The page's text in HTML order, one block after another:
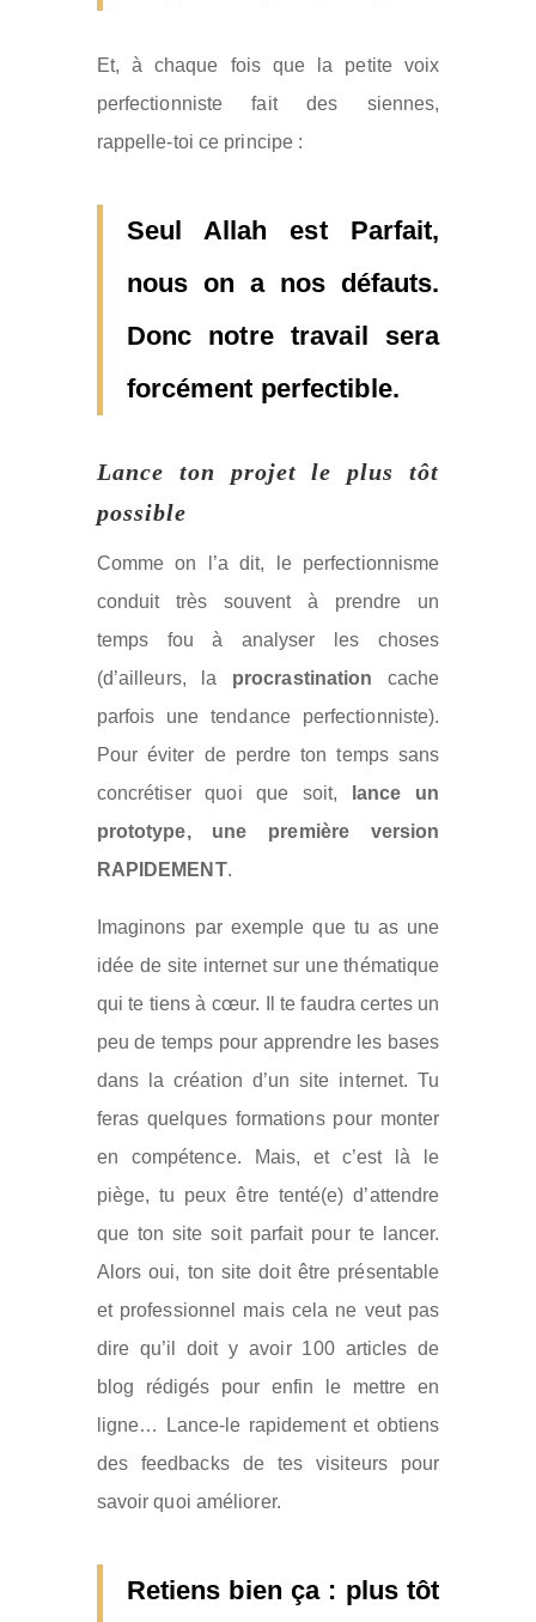
Et, à chaque fois que la petite voix
perfectionniste fait des siennes,
rappelle-toi ce principe :
Seul Allah est Parfait,
nous on a nos défauts.
Donc notre travail sera
forcément perfectible.
Lance ton projet le plus tôt
possible
Comme on l’a dit, le perfectionnisme
conduit très souvent à prendre un
temps fou à analyser les choses
(d’ailleurs, la procrastination cache
parfois une tendance perfectionniste).
Pour éviter de perdre ton temps sans
concrétiser quoi que soit,
lance un
prototype, une première version
RAPIDEMENT.
Imaginons par exemple que tu as une
idée de site internet sur une thématique
qui te tiens à cœur. Il te faudra certes un
peu de temps pour apprendre les bases
dans la création d’un site internet. Tu
feras quelques formations pour monter
en compétence. Mais, et c’est là le
piège, tu peux être tenté(e) d’attendre
que ton site soit parfait pour te lancer.
Alors oui, ton site doit être présentable
et professionnel mais cela ne veut pas
dire qu’il doit y avoir 100 articles de
blog rédigés pour enfin le mettre en
ligne… Lance-le rapidement et obtiens
des feedbacks de tes visiteurs pour
savoir quoi améliorer.
Retiens bien ça : plus tôt